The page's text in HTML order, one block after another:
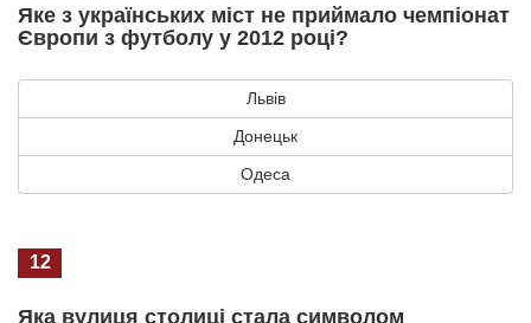
Яке з українських міст не приймало чемпіонат
Європи з футболу у 2012 році?
Львів
Донецьк
Одеса
12
Яка вулиця столиці стала символом